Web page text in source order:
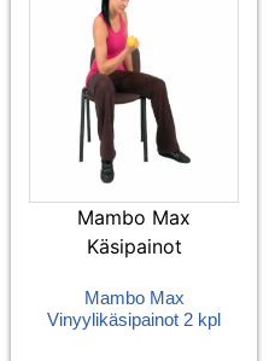
Mambo Max
Käsipainot
Mambo Max
Vinyylikäsipainot 2 kpl